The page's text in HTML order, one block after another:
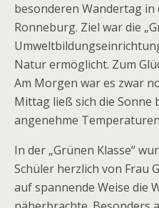
besonderen Wandertag in
Ronneburg. Ziel war die
Natur ermöglicht. Zum
Am Morgen war es zwar
Mittag ließ sich die
angenehme
In der „Grünen Klasse“
Schüler herzlich von Frau
auf spannende Weise die